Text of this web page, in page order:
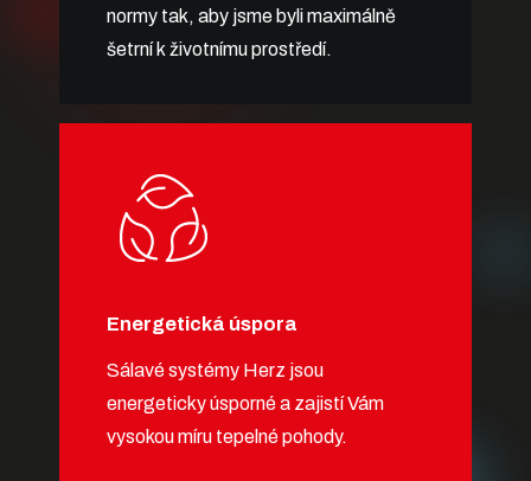
normy tak, aby jsme byli maximálně
šetrní k životnímu prostředí.
Energetická úspora
Sálavé systémy Herz jsou
energeticky úsporné a zajistí Vám
vysokou míru tepelné pohody.